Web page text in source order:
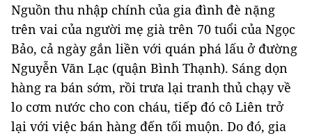
Nguồn thu nhập chính của gia đình đè nặng
trên vai của người mẹ già trên 70 tuổi của Ngọc
Bảo, cả ngày gắn liền với quán phá lấu ở đường
Nguyễn Văn Lạc (quận Bình Thạnh). Sáng dọn
hàng ra bán sớm, rồi trưa lại tranh thủ chạy về
lo cơm nước cho con cháu, tiếp đó cô Liên trở
lại với việc bán hàng đến tối muộn. Do đó, gia